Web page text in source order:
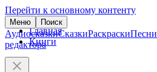
Перейти к основному контенту
Меню Поиск
АудиосказкиСказкиРаскраскиПесни
редактора
Главная
Книги